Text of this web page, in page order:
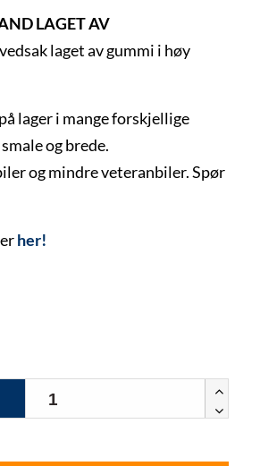
LAGET AV
laget av gummi i høy
lager i mange forskjellige
og brede.
og mindre veteranbiler. Spør
her!